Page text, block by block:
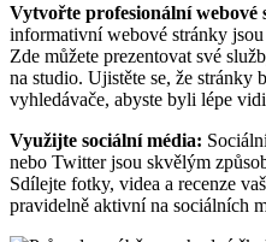
Vytvořte profesionální webové
informativní webové stránky
Zde můžete prezentovat své
na studio. Ujistěte se, že stránky
vyhledávače, abyste byli lépe
Využijte sociální média:
nebo Twitter jsou skvělým
Sdílejte fotky, videa a recenze
pravidelně aktivní na sociálních